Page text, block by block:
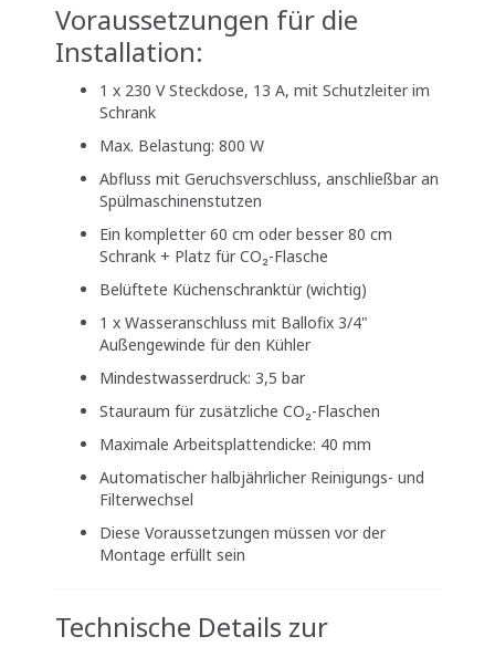
Voraussetzungen für die
Installation:
1 x 230 V Steckdose, 13 A, mit Schutzleiter im
Schrank
Max. Belastung: 800 W
Abfluss mit Geruchsverschluss, anschließbar an
Spülmaschinenstutzen
Ein kompletter 60 cm oder besser 80 cm
Schrank + Platz für CO₂-Flasche
Belüftete Küchenschranktür (wichtig)
1 x Wasseranschluss mit Ballofix 3/4"
Außengewinde für den Kühler
Mindestwasserdruck: 3,5 bar
Stauraum für zusätzliche CO₂-Flaschen
Maximale Arbeitsplattendicke: 40 mm
Automatischer halbjährlicher Reinigungs- und
Filterwechsel
Diese Voraussetzungen müssen vor der
Montage erfüllt sein
Technische Details zur